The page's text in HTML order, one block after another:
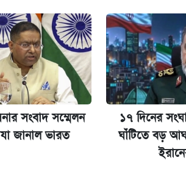
সংবাদ সম্মেলন
জানাল ভারত
১৭ দিনের
ঘাঁটিতে বড়